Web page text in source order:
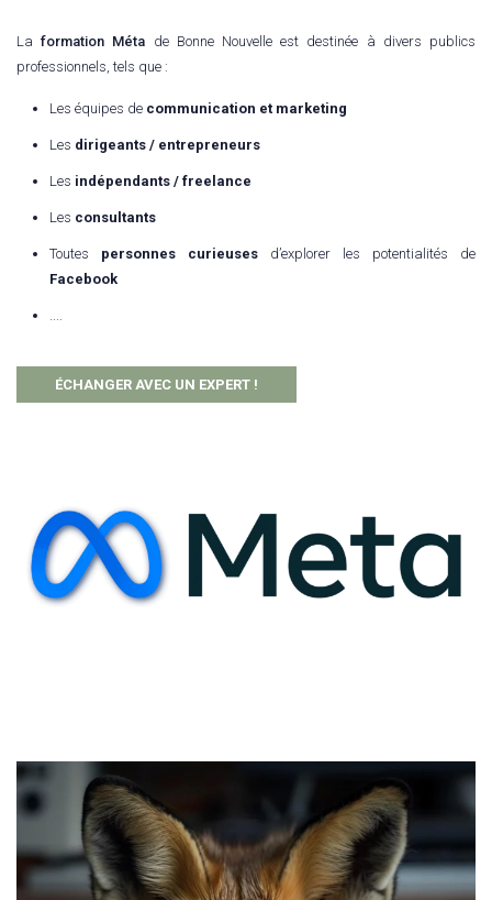
Laformation Méta de Bonne Nouvelle est destinée à divers publics
professionnels, tels que :
Les équipes de communication et marketing
Les dirigeants / entrepreneurs
Les indépendants / freelance
Les consultants
Toutes personnes curieuses d’explorer les potentialités de
Facebook
....
ÉCHANGER AVEC UN EXPERT !